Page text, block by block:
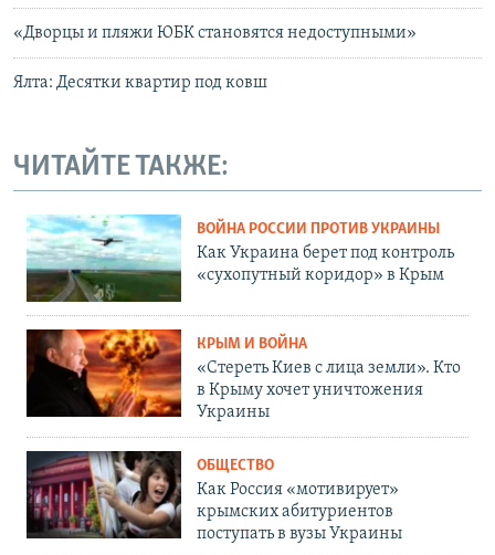
«Дворцы и пляжи ЮБК становятся недоступными»
Ялта: Десятки квартир под ковш
ЧИТАЙТЕ ТАКЖЕ:
ВОЙНА РОССИИ ПРОТИВ УКРАИНЫ
Как Украина берет под контроль
«сухопутный коридор» в Крым
КРЫМ И ВОЙНА
«Стереть Киев с лица земли». Кто
в Крыму хочет уничтожения
Украины
ОБЩЕСТВО
Как Россия «мотивирует»
крымских абитуриентов
поступать в вузы Украины